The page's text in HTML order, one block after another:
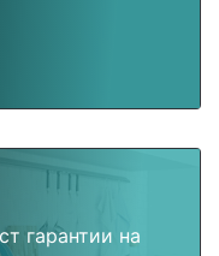
гарантии на